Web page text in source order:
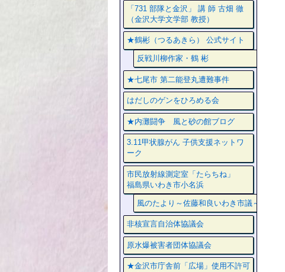
「731 部隊と金沢」 講 師 古畑 徹
（金沢大学文学部 教授）
★鶴彬（つるあきら） 公式サイト
反戦川柳作家・鶴 彬
★七尾市 第二能登丸遭難事件
はだしのゲンをひろめる会
★内灘闘争 風と砂の館ブログ
3.11甲状腺がん 子供支援ネットワ
ーク
市民放射線測定室「たらちね」
福島県いわき市小名浜
風のたより～佐藤和良いわき市議～
非核宣言自治体協議会
原水爆被害者団体協議会
★金沢市庁舎前「広場」使用不許可